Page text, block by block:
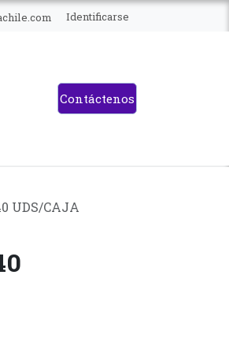
Identificarse
Contáctenos
UDS/CAJA